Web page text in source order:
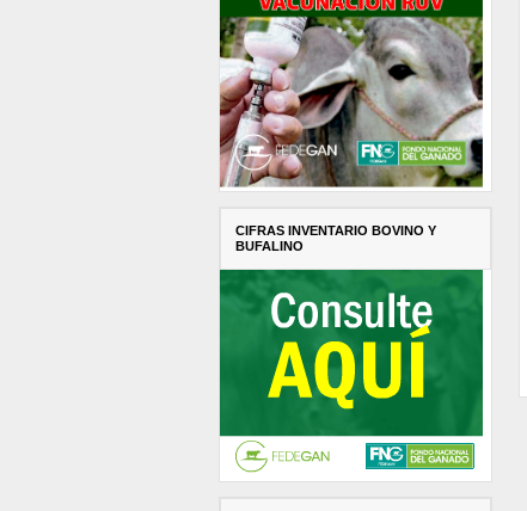
CIFRAS INVENTARIO BOVINO Y
BUFALINO